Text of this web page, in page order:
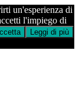
un'esperienza di
l'impiego di
Leggi di più